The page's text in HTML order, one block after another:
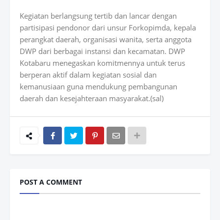
Kegiatan berlangsung tertib dan lancar dengan
partisipasi pendonor dari unsur Forkopimda, kepala
perangkat daerah, organisasi wanita, serta anggota
DWP dari berbagai instansi dan kecamatan. DWP
Kotabaru menegaskan komitmennya untuk terus
berperan aktif dalam kegiatan sosial dan
kemanusiaan guna mendukung pembangunan
daerah dan kesejahteraan masyarakat.(sal)
POST A COMMENT